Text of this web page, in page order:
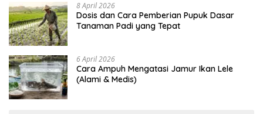
8 April 2026
Dosis dan Cara Pemberian Pupuk Dasar
Tanaman Padi yang Tepat
6 April 2026
Cara Ampuh Mengatasi Jamur Ikan Lele
(Alami & Medis)